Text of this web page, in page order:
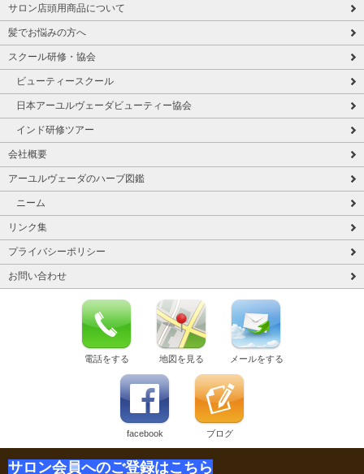
サロン店頭用商品について
髪でお悩みの方へ
スクール研修・協会
ビューティースクール
日本アーユルヴェーダビューティー協会
インド研修ツアー
会社概要
アーユルヴェーダのハーブ図鑑
ニーム
リンク集
プライバシーポリシー
お問い合わせ
電話をする 地図を見る メールをする
facebook ブログ
サロン会員へのご登録はこちら